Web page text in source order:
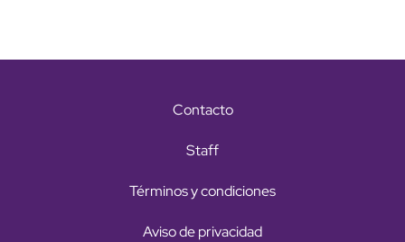
Contacto
Staff
Términos y condiciones
Aviso de privacidad